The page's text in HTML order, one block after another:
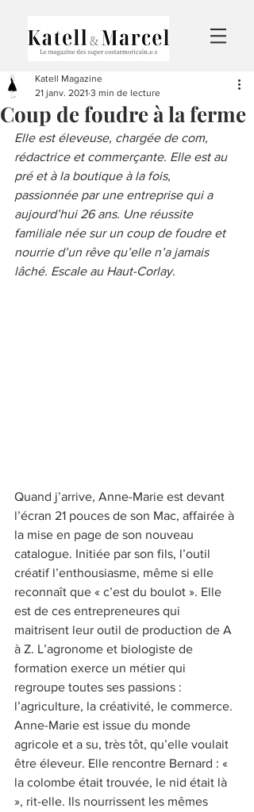
Coup de foudre à la ferme
Katell Magazine
21 janv. 2021 3 min de lecture
Elle est éleveuse, chargée de com,
rédactrice et commerçante. Elle est au
pré et à la boutique à la fois,
passionnée par une entreprise qui a
aujourd’hui 26 ans. Une réussite
familiale née sur un coup de foudre et
nourrie d’un rêve qu’elle n’a jamais
lâché. Escale au Haut-Corlay.
Quand j’arrive, Anne-Marie est devant
l’écran 21 pouces de son Mac, affairée à
la mise en page de son nouveau
catalogue. Initiée par son fils, l’outil
créatif l’enthousiasme, même si elle
reconnaît que « c’est du boulot ». Elle
est de ces entrepreneures qui
maitrisent leur outil de production de A
à Z. L’agronome et biologiste de
formation exerce un métier qui
regroupe toutes ses passions :
l’agriculture, la créativité, le commerce.
Anne-Marie est issue du monde
agricole et a su, très tôt, qu’elle voulait
être éleveur. Elle rencontre Bernard : «
la colombe était trouvée, le nid était là
», rit-elle. Ils nourrissent les mêmes